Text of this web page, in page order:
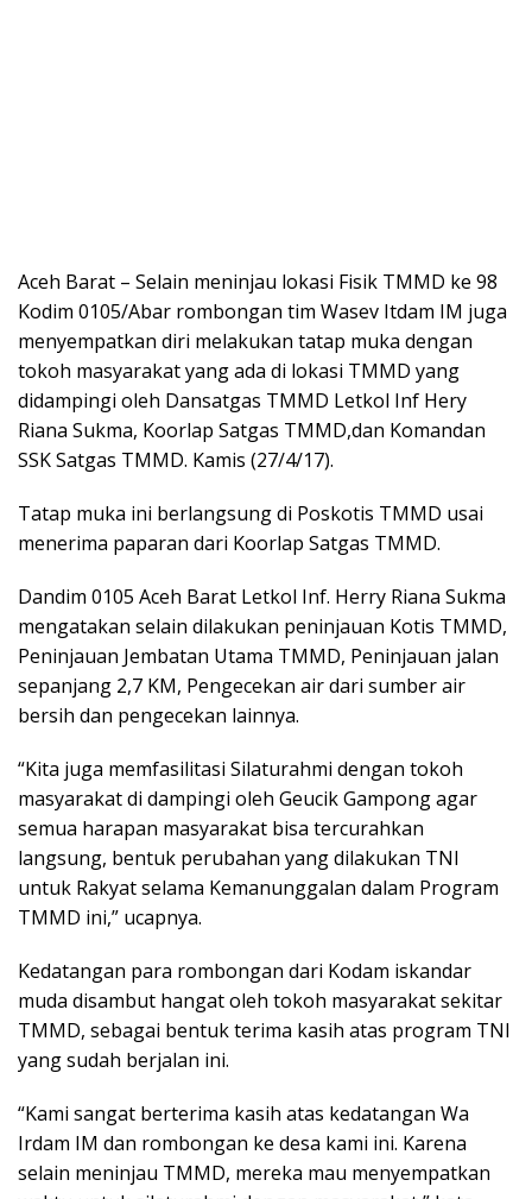
Aceh Barat – Selain meninjau lokasi Fisik TMMD ke 98
Kodim 0105/Abar rombongan tim Wasev Itdam IM juga
menyempatkan diri melakukan tatap muka dengan
tokoh masyarakat yang ada di lokasi TMMD yang
didampingi oleh Dansatgas TMMD Letkol Inf Hery
Riana Sukma, Koorlap Satgas TMMD,dan Komandan
SSK Satgas TMMD. Kamis (27/4/17).
Tatap muka ini berlangsung di Poskotis TMMD usai
menerima paparan dari Koorlap Satgas TMMD.
Dandim 0105 Aceh Barat Letkol Inf. Herry Riana Sukma
mengatakan selain dilakukan peninjauan Kotis TMMD,
Peninjauan Jembatan Utama TMMD, Peninjauan jalan
sepanjang 2,7 KM, Pengecekan air dari sumber air
bersih dan pengecekan lainnya.
“Kita juga memfasilitasi Silaturahmi dengan tokoh
masyarakat di dampingi oleh Geucik Gampong agar
semua harapan masyarakat bisa tercurahkan
langsung, bentuk perubahan yang dilakukan TNI
untuk Rakyat selama Kemanunggalan dalam Program
TMMD ini,” ucapnya.
Kedatangan para rombongan dari Kodam iskandar
muda disambut hangat oleh tokoh masyarakat sekitar
TMMD, sebagai bentuk terima kasih atas program TNI
yang sudah berjalan ini.
“Kami sangat berterima kasih atas kedatangan Wa
Irdam IM dan rombongan ke desa kami ini. Karena
selain meninjau TMMD, mereka mau menyempatkan